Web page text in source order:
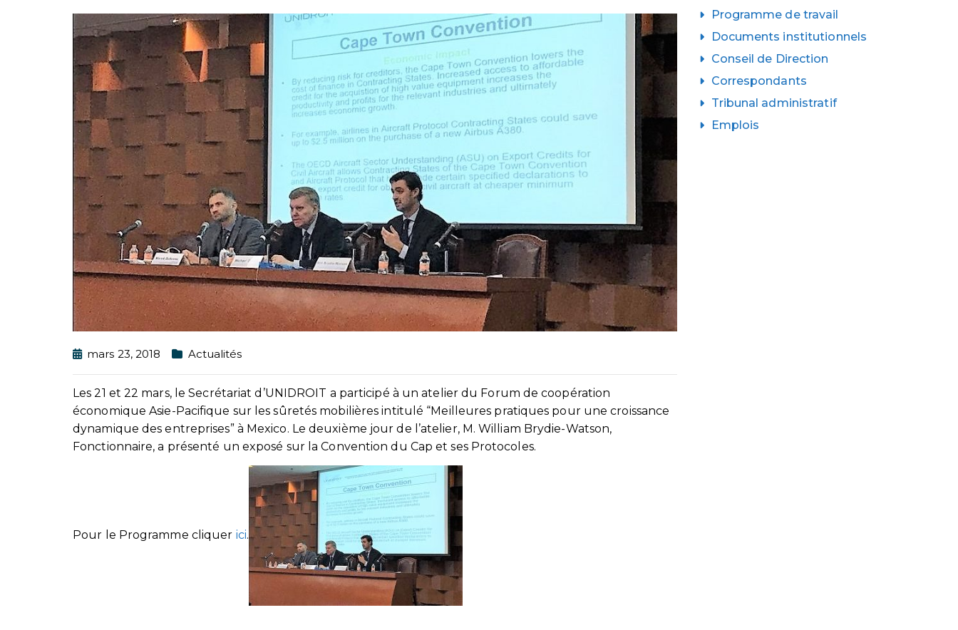
mars 23, 2018 Actualités
Les 21 et 22 mars, le Secrétariat d’UNIDROIT a participé à un atelier du Forum de coopération
économique Asie-Pacifique sur les sûretés mobilières intitulé “Meilleures pratiques pour une croissance
dynamique des entreprises” à Mexico. Le deuxième jour de l’atelier, M. William Brydie-Watson,
Fonctionnaire, a présenté un exposé sur la Convention du Cap et ses Protocoles.
Pour le Programme cliquer ici.
Programme de travail
Documents institutionnels
Conseil de Direction
Correspondants
Tribunal administratif
Emplois